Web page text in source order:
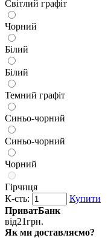
Світлий графіт
Чорний
Білий
Білий
Темний графіт
Синьо-чорний
Синьо-чорний
Чорний
Гірчиця
К-сть:
Купити
ПриватБанк
від21грн.
Як ми доставляємо?